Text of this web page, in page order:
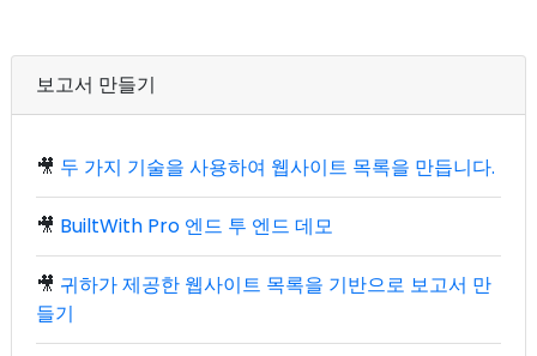
보고서 만들기
🎥 두 가지 기술을 사용하여 웹사이트 목록을 만듭니다.
🎥 BuiltWith Pro 엔드 투 엔드 데모
🎥 귀하가 제공한 웹사이트 목록을 기반으로 보고서 만
들기